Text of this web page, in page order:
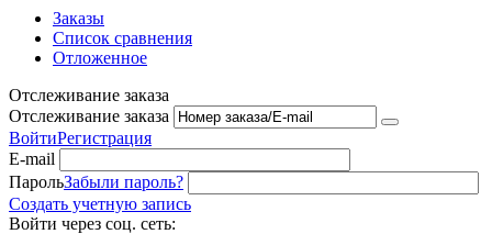
Заказы
Список сравнения
Отложенное
Отслеживание заказа
Отслеживание заказа
ВойтиРегистрация
E-mail
ПарольЗабыли пароль?
Создать учетную запись
Войти через соц. сеть: